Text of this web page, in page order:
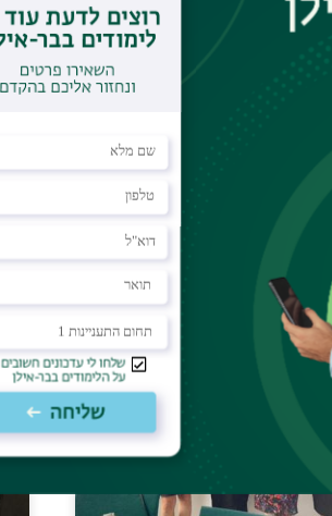
Challenges,
the Drive for Inclusion